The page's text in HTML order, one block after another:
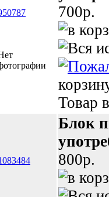
700p.
Товар
Блок
800p.